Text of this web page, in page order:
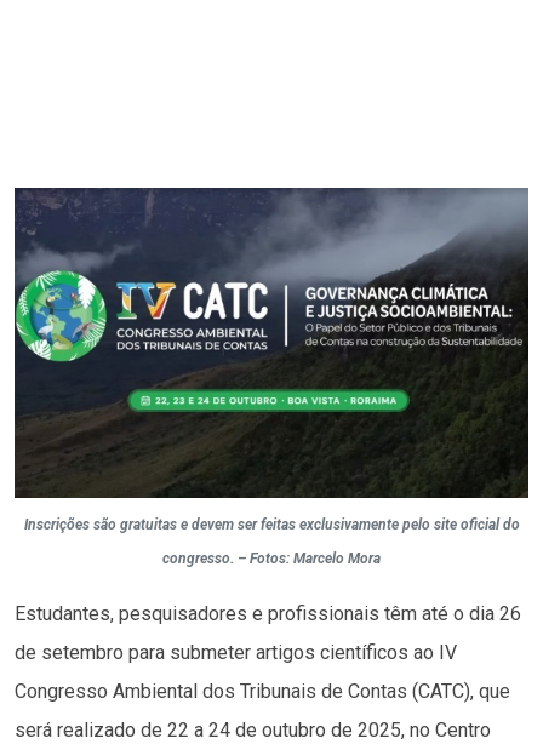
Inscrições são gratuitas e devem ser feitas exclusivamente pelo site oficial do
congresso. – Fotos: Marcelo Mora
Estudantes, pesquisadores e profissionais têm até o dia 26
de setembro para submeter artigos científicos ao IV
Congresso Ambiental dos Tribunais de Contas (CATC), que
será realizado de 22 a 24 de outubro de 2025, no Centro